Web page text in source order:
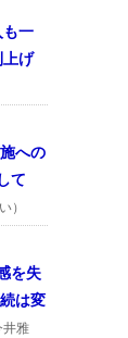
も一
上げ
への
て
）
を失
は変
井雅